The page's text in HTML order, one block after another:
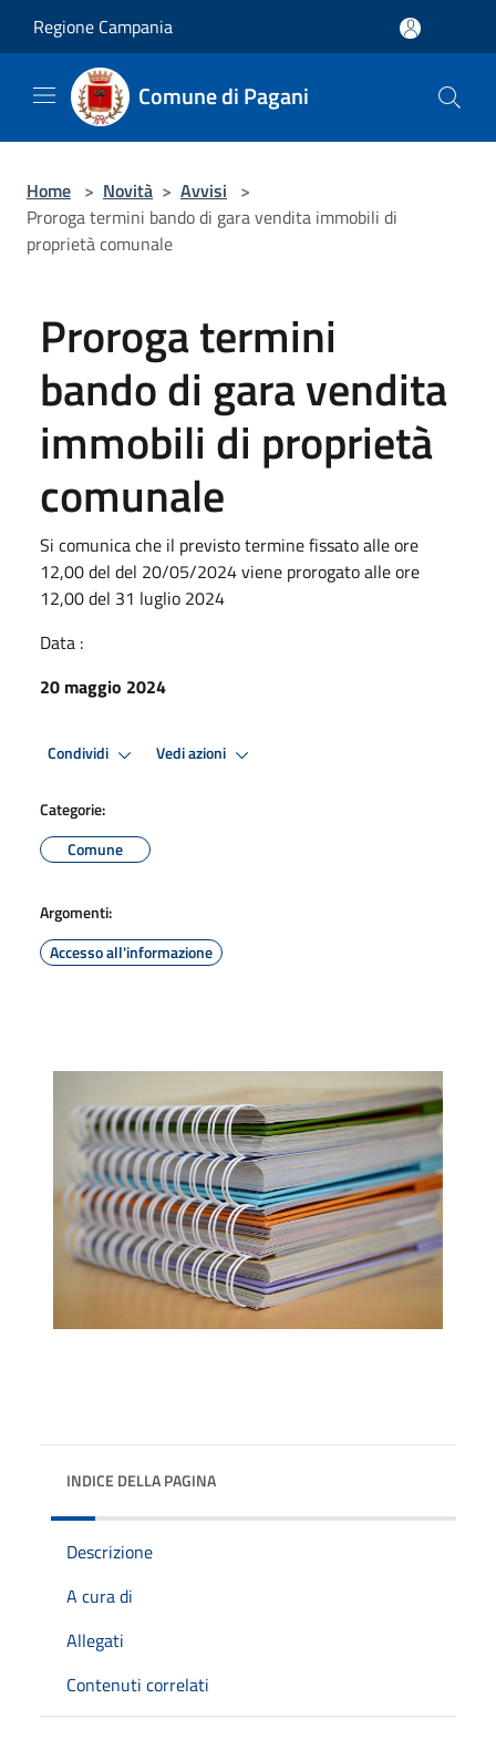
Regione Campania
Comune di Pagani
Home > Novità > Avvisi >
Proroga termini bando di gara vendita immobili di
proprietà comunale
Proroga termini
bando di gara vendita
immobili di proprietà
comunale
Si comunica che il previsto termine fissato alle ore
12,00 del del 20/05/2024 viene prorogato alle ore
12,00 del 31 luglio 2024
Data :
20 maggio 2024
Condividi Vedi azioni
Categorie:
Comune
Argomenti:
Accesso all'informazione
INDICE DELLA PAGINA
Descrizione
A cura di
Allegati
Contenuti correlati